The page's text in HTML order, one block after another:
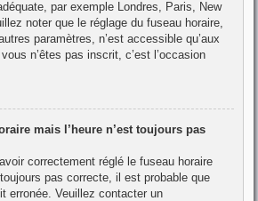
par exemple Londres, Paris, New
noter que le réglage du fuseau horaire,
paramètres, n’est accessible qu’aux
n’êtes pas inscrit, c’est l’occasion
mais l’heure n’est toujours pas
correctement réglé le fuseau horaire
toujours pas correcte, il est probable que
erronée. Veuillez contacter un